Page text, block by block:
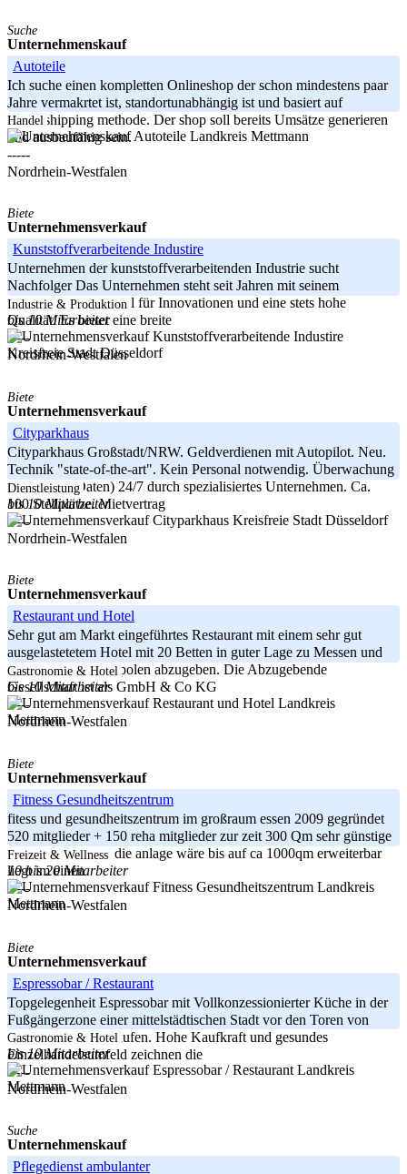
Suche
Unternehmenskauf
Autoteile
Ich suche einen kompletten Onlineshop der schon mindestens paar
Jahre vermakrtet ist, standortunabhängig ist und basiert auf
Droppshipping methode. Der shop soll bereits Umsätze generieren
und ausbaufähig sein.
-----
Nordrhein-Westfalen
Handel
Landkreis Mettmann
Biete
Unternehmensverkauf
Kunststoffverarbeitende Industire
Unternehmen der kunststoffverarbeitenden Industrie sucht
Nachfolger Das Unternehmen steht seit Jahren mit seinem
qualifizierten Personal für Innovationen und eine stets hohe
Qualität. Es bietet eine breite
-----
Nordrhein-Westfalen
Industrie & Produktion
bis 10 Mitarbeiter
Kreisfreie Stadt Düsseldorf
Biete
Unternehmensverkauf
Cityparkhaus
Cityparkhaus Großstadt/NRW. Geldverdienen mit Autopilot. Neu.
Technik "state-of-the-art". Kein Personal notwendig. Überwachung
(Video und Daten) 24/7 durch spezialisiertes Unternehmen. Ca.
100 Stellplätze. Mietvertrag
-----
Nordrhein-Westfalen
Dienstleistung
bis 10 Mitarbeiter
Kreisfreie Stadt Düsseldorf
Biete
Unternehmensverkauf
Restaurant und Hotel
Sehr gut am Markt eingeführtes Restaurant mit einem sehr gut
ausgelastetetem Hotel mit 20 Betten in guter Lage zu Messen und
umliegenden Metropolen abzugeben. Die Abzugebende
Gesellschaft ist als GmbH & Co KG
-----
Nordrhein-Westfalen
Gastronomie & Hotel
bis 10 Mitarbeiter
Landkreis
Mettmann
Biete
Unternehmensverkauf
Fitness Gesundheitszentrum
fitess und gesundheitszentrum im großraum essen 2009 gegründet
520 mitglieder + 150 reha mitglieder zur zeit 300 Qm sehr günstige
miete 1600.- netto die anlage wäre bis auf ca 1000qm erweiterbar
liegt im einen
-----
Nordrhein-Westfalen
Freizeit & Wellness
10 bis 20 Mitarbeiter
Landkreis
Mettmann
Biete
Unternehmensverkauf
Espressobar / Restaurant
Topgelegenheit Espressobar mit Vollkonzessionierter Küche in der
Fußgängerzone einer mittelstädtischen Stadt vor den Toren von
Düsseldorf zu verkaufen. Hohe Kaufkraft und gesundes
Einzelhandelsumfeld zeichnen die
-----
Nordrhein-Westfalen
Gastronomie & Hotel
bis 10 Mitarbeiter
Landkreis
Mettmann
Suche
Unternehmenskauf
Pflegedienst ambulanter